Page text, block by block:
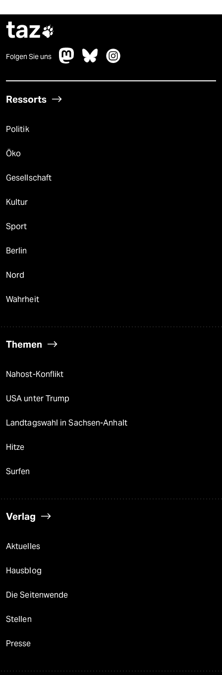
taz
Folgen Sie uns
Ressorts
Politik
Öko
Gesellschaft
Kultur
Sport
Berlin
Nord
Wahrheit
Themen
Nahost-Konflikt
USA unter Trump
Landtagswahl in Sachsen-Anhalt
Hitze
Surfen
Verlag
Aktuelles
Hausblog
Die Seitenwende
Stellen
Presse